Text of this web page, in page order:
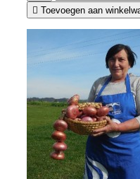
 Toevoegen aan